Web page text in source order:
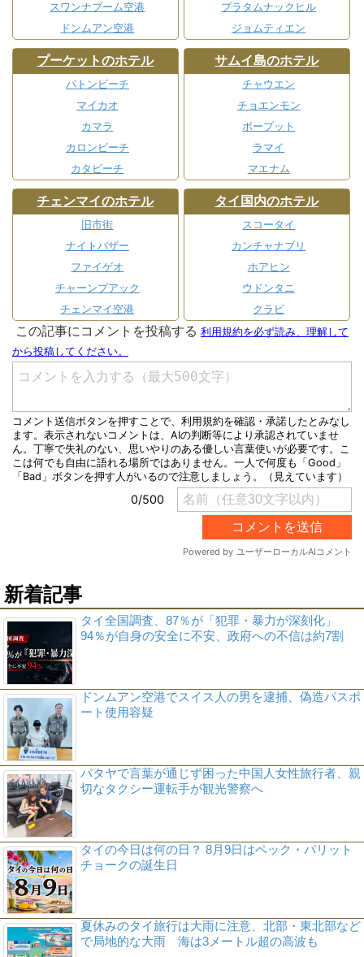
スワンナプーム空港
ドンムアン空港
プラタムナックヒル
ジョムティエン
プーケットのホテル
パトンビーチ
マイカオ
カマラ
カロンビーチ
カタビーチ
サムイ島のホテル
チャウエン
チョエンモン
ボープット
ラマイ
マエナム
チェンマイのホテル
旧市街
ナイトバザー
ファイゲオ
チャーンプアック
チェンマイ空港
タイ国内のホテル
スコータイ
カンチャナブリ
ホアヒン
ウドンタニ
クラビ
新着記事
タイ全国調査、87％が「犯罪・暴力が深刻化」
94％が自身の安全に不安、政府への不信は約7割
ドンムアン空港でスイス人の男を逮捕、偽造パスポ
ート使用容疑
パタヤで言葉が通じず困った中国人女性旅行者、親
切なタクシー運転手が観光警察へ
タイの今日は何の日？ 8月9日はペック・パリット
チョークの誕生日
夏休みのタイ旅行は大雨に注意、北部・東北部など
で局地的な大雨 海は3メートル超の高波も